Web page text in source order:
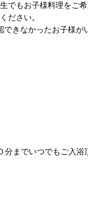
でもお子様料理をご
ださい。
できなかったお子様が
分までいつでもご入浴